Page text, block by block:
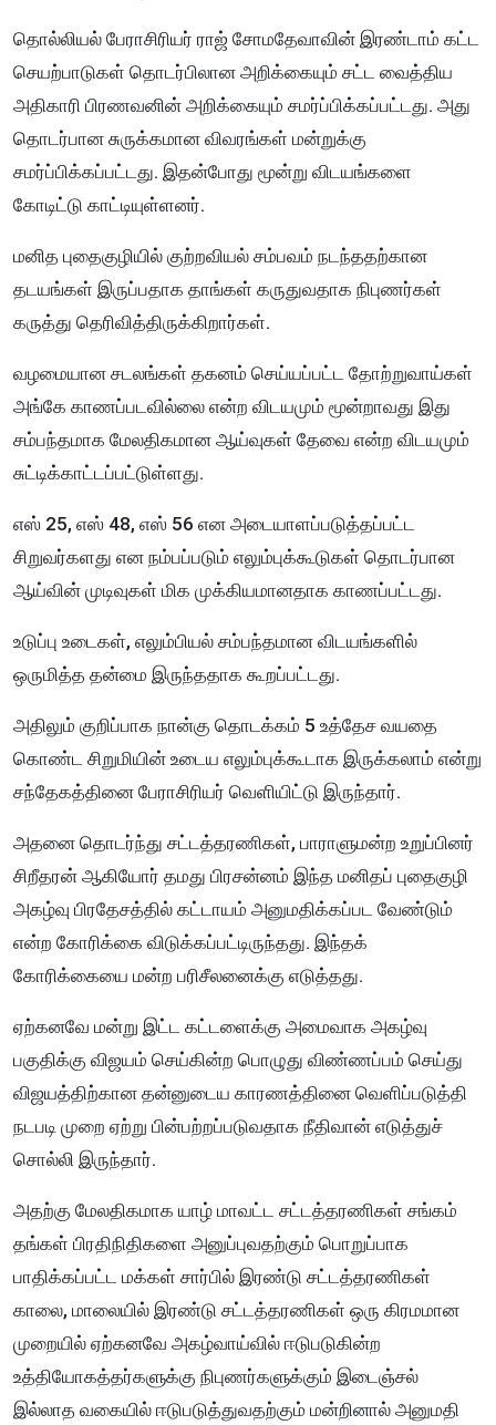
தொல்லியல் பேராசிரியர் ராஜ் சோமதேவாவின் இரண்டாம் கட்ட
செயற்பாடுகள் தொடர்பிலான அறிக்கையும் சட்ட வைத்திய
அதிகாரி பிரணவனின் அறிக்கையும் சமர்ப்பிக்கப்பட்டது. அது
தொடர்பான சுருக்கமான விவரங்கள் மன்றுக்கு
சமர்ப்பிக்கப்பட்டது. இதன்போது மூன்று விடயங்களை
கோடிட்டு காட்டியுள்ளனர்.
மனித புதைகுழியில் குற்றவியல் சம்பவம் நடந்ததற்கான
தடயங்கள் இருப்பதாக தாங்கள் கருதுவதாக நிபுணர்கள்
கருத்து தெரிவித்திருக்கிறார்கள்.
வழமையான சடலங்கள் தகனம் செய்யப்பட்ட தோற்றுவாய்கள்
அங்கே காணப்படவில்லை என்ற விடயமும் மூன்றாவது இது
சம்பந்தமாக மேலதிகமான ஆய்வுகள் தேவை என்ற விடயமும்
சுட்டிக்காட்டப்பட்டுள்ளது.
எஸ் 25, எஸ் 48, எஸ் 56 என அடையாளப்படுத்தப்பட்ட
சிறுவர்களது என நம்பப்படும் எலும்புக்கூடுகள் தொடர்பான
ஆய்வின் முடிவுகள் மிக முக்கியமானதாக காணப்பட்டது.
உடுப்பு உடைகள், எலும்பியல் சம்பந்தமான விடயங்களில்
ஒருமித்த தன்மை இருந்ததாக கூறப்பட்டது.
அதிலும் குறிப்பாக நான்கு தொடக்கம் 5 உத்தேச வயதை
கொண்ட சிறுமியின் உடைய எலும்புக்கூடாக இருக்கலாம் என்று
சந்தேகத்தினை பேராசிரியர் வெளியிட்டு இருந்தார்.
அதனை தொடர்ந்து சட்டத்தரணிகள், பாராளுமன்ற உறுப்பினர்
சிறீதரன் ஆகியோர் தமது பிரசன்னம் இந்த மனிதப் புதைகுழி
அகழ்வு பிரதேசத்தில் கட்டாயம் அனுமதிக்கப்பட வேண்டும்
என்ற கோரிக்கை விடுக்கப்பட்டிருந்தது. இந்தக்
கோரிக்கையை மன்ற பரிசீலனைக்கு எடுத்தது.
ஏற்கனவே மன்று இட்ட கட்டளைக்கு அமைவாக அகழ்வு
பகுதிக்கு விஜயம் செய்கின்ற பொழுது விண்ணப்பம் செய்து
விஜயத்திற்கான தன்னுடைய காரணத்தினை வெளிப்படுத்தி
நடபடி முறை ஏற்று பின்பற்றப்படுவதாக நீதிவான் எடுத்துச்
சொல்லி இருந்தார்.
அதற்கு மேலதிகமாக யாழ் மாவட்ட சட்டத்தரணிகள் சங்கம்
தங்கள் பிரதிநிதிகளை அனுப்புவதற்கும் பொறுப்பாக
பாதிக்கப்பட்ட மக்கள் சார்பில் இரண்டு சட்டத்தரணிகள்
காலை, மாலையில் இரண்டு சட்டத்தரணிகள் ஒரு கிரமமான
முறையில் ஏற்கனவே அகழ்வாய்வில் ஈடுபடுகின்ற
உத்தியோகத்தர்களுக்கு நிபுணர்களுக்கும் இடைஞ்சல்
இல்லாத வகையில் ஈடுபடுத்துவதற்கும் மன்றினால் அனுமதி